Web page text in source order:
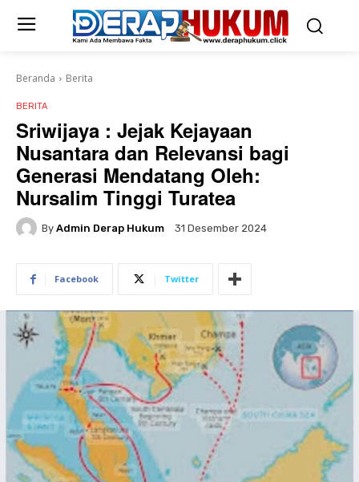
Beranda Berita
BERITA
Sriwijaya : Jejak Kejayaan
Nusantara dan Relevansi bagi
Generasi Mendatang Oleh:
Nursalim Tinggi Turatea
By Admin Derap Hukum 31 Desember 2024
Facebook Twitter